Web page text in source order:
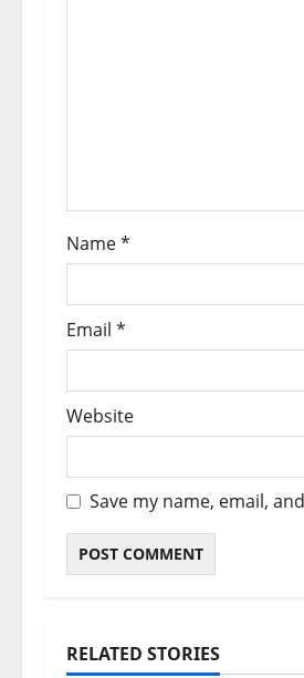
o
n
Name*
Email *
Website
Save my name, email,
RELATED STORIES